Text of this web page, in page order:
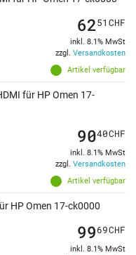
Artikel verfügbar
6251 CHF
inkl. 8.1% MwSt
zzgl. Versandkosten
für HP Omen 17-
Artikel verfügbar
9040CHF
inkl. 8.1% MwSt
zzgl. Versandkosten
HP Omen 17-ck0000
9969CHF
inkl. 8.1% MwSt